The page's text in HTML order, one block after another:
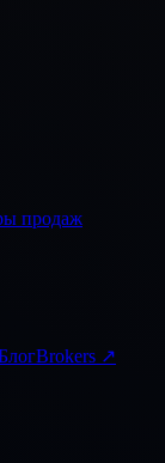
продаж
Brokers ↗